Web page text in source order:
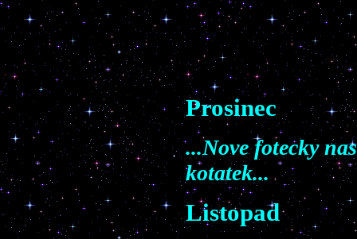
Prosinec
...Nove fotecky
kotatek...
Listopad